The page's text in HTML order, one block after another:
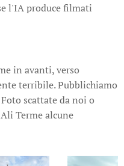
l'IA produce filmati
in avanti, verso
terribile. Pubblichiamo
scattate da noi o
Terme alcune